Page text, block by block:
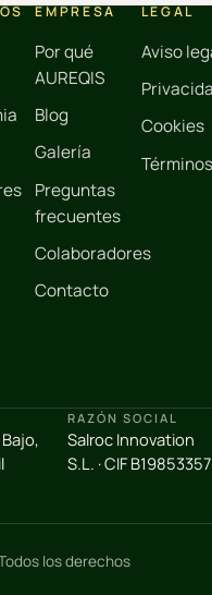
EMPRESA
Por qué
AUREQIS
Blog
Galería
Preguntas
frecuentes
Colaboradores
Contacto
LEGAL
Aviso
Cookies
Términos
RAZÓN SOCIAL
Salroc Innovation
S.L. · CIF B19853357
los derechos